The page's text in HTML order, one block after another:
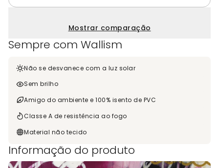
Mostrar comparação
Sempre com Wallism
Não se desvanece com a luz solar
Sem brilho
Amigo do ambiente e 100% isento de PVC
Classe A de resistência ao fogo
Material não tecido
Informação do produto